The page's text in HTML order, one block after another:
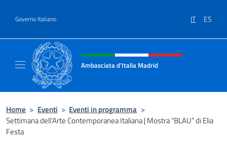
Governo Italiano IT ES
Intestazione sito, social e menù
Ambasciata d'Italia Madrid
Home > Eventi > Eventi in programma >
Settimana dell’Arte Contemporanea Italiana | Mostra “BLAU” di Elia
Festa